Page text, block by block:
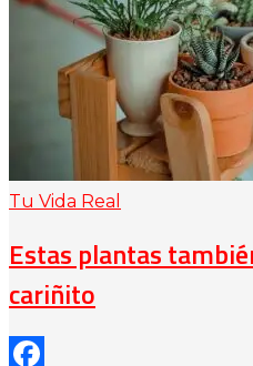
Tu Vida Real
Estas plantas
cariñito